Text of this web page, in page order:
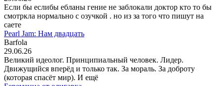
Если бы еслибы ебланы гение не заблокали доктор кто то бы
смотркла нормально с озучкой . но из за того что пишут на
саете
Pearl Jam: Нам двадцать
Barfola
29.06.26
Великий идеолог. Принципиальный человек. Лидер.
Движущийся вперёд и только так. За мораль. За доброту
(которая спасёт мир). И ещё